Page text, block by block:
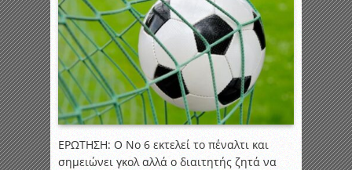
ΕΡΩΤΗΣΗ: Ο Νο 6 εκτελεί το πέναλτι και
σημειώνει γκολ αλλά ο διαιτητής ζητά να